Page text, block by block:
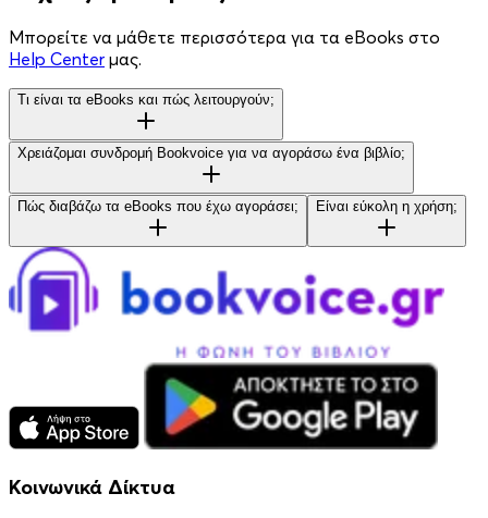
Μπορείτε να μάθετε περισσότερα για τα eBooks στο
Help Center μας.
Τι είναι τα eBooks και πώς λειτουργούν;
Χρειάζομαι συνδρομή Bookvoice για να αγοράσω ένα βιβλίο;
Πώς διαβάζω τα eBooks που έχω αγοράσει; Είναι εύκολη η χρήση;
Κοινωνικά Δίκτυα